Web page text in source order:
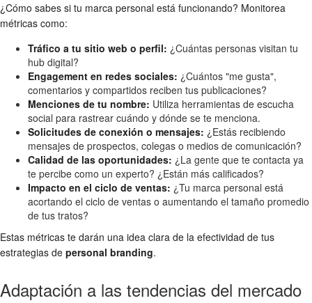
¿Cómo sabes si tu marca personal está funcionando? Monitorea
métricas como:
Tráfico a tu sitio web o perfil: ¿Cuántas personas visitan tu
hub digital?
Engagement en redes sociales: ¿Cuántos "me gusta",
comentarios y compartidos reciben tus publicaciones?
Menciones de tu nombre: Utiliza herramientas de escucha
social para rastrear cuándo y dónde se te menciona.
Solicitudes de conexión o mensajes: ¿Estás recibiendo
mensajes de prospectos, colegas o medios de comunicación?
Calidad de las oportunidades: ¿La gente que te contacta ya
te percibe como un experto? ¿Están más calificados?
Impacto en el ciclo de ventas: ¿Tu marca personal está
acortando el ciclo de ventas o aumentando el tamaño promedio
de tus tratos?
Estas métricas te darán una idea clara de la efectividad de tus
estrategias de personal branding.
Adaptación a las tendencias del mercado